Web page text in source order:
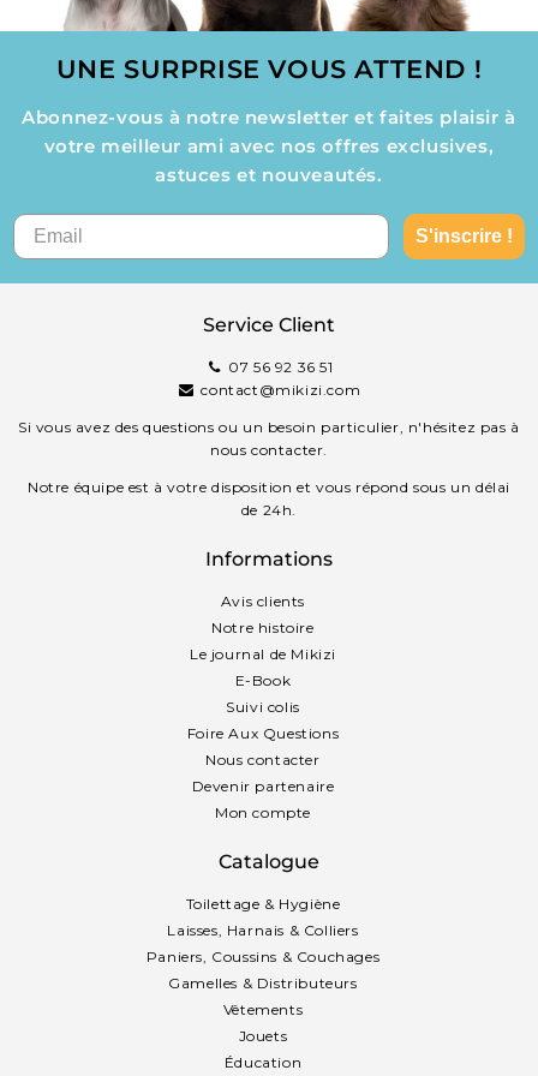
UNE SURPRISE VOUS ATTEND !
Abonnez-vous à notre newsletter et faites plaisir à
votre meilleur ami avec nos offres exclusives,
astuces et nouveautés.
S'inscrire !
Service Client
07 56 92 36 51
contact@mikizi.com
Si vous avez des questions ou un besoin particulier, n'hésitez pas à
nous contacter.
Notre équipe est à votre disposition et vous répond sous un délai
de 24h.
Informations
Avis clients
Notre histoire
Le journal de Mikizi
E-Book
Suivi colis
Foire Aux Questions
Nous contacter
Devenir partenaire
Mon compte
Catalogue
Toilettage & Hygiène
Laisses, Harnais & Colliers
Paniers, Coussins & Couchages
Gamelles & Distributeurs
Vêtements
Jouets
Éducation